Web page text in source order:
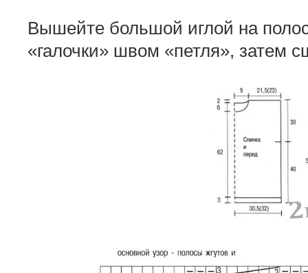
Вышейте большой иглой на
«галочки» швом «петля», затем